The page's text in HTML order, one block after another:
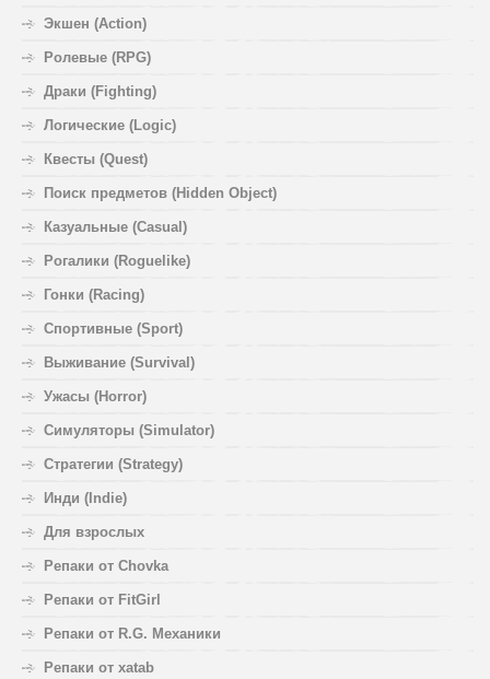
Экшен (Action)
Ролевые (RPG)
Драки (Fighting)
Логические (Logic)
Квесты (Quest)
Поиск предметов (Hidden Object)
Казуальные (Casual)
Рогалики (Roguelike)
Гонки (Racing)
Спортивные (Sport)
Выживание (Survival)
Ужасы (Horror)
Симуляторы (Simulator)
Стратегии (Strategy)
Инди (Indie)
Для взрослых
Репаки от Chovka
Репаки от FitGirl
Репаки от R.G. Механики
Репаки от xatab